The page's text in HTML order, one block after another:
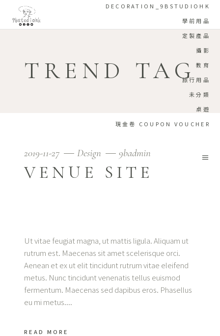
DECORATION_9BSTUDIOHK
學前用品
定製產品
攝影
教育
旅行用品
未分類
桌遊
現金卷 COUPON VOUCHER
TREND TAG
2019-11-27 Design 9badmin
VENUE SITE
Ut vitae feugiat magna, ut mattis ligula. Aliquam ut
rutrum est. Maecenas sit amet scelerisque orci.
Aenean et ex ut elit tincidunt rutrum vitae eleifend
metus. Nunc tincidunt venenatis tellus euismod
fermentum. Maecenas sed dapibus eros. Phasellus
eu mi metus.
READ MORE